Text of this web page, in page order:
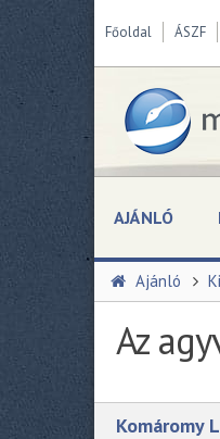
Főoldal ÁSZF
AJÁNLÓ
Ajánló
Az
Komáromy